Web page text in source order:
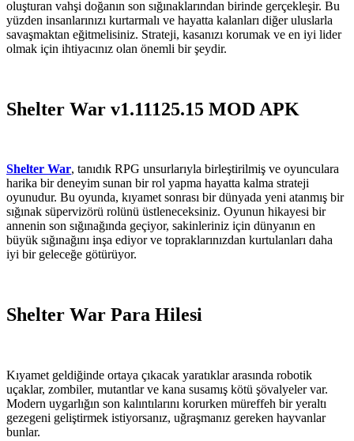
oluşturan vahşi doğanın son sığınaklarından birinde gerçekleşir. Bu
yüzden insanlarınızı kurtarmalı ve hayatta kalanları diğer uluslarla
savaşmaktan eğitmelisiniz. Strateji, kasanızı korumak ve en iyi lider
olmak için ihtiyacınız olan önemli bir şeydir.
Shelter War v1.11125.15 MOD APK
Shelter War, tanıdık RPG unsurlarıyla birleştirilmiş ve oyunculara
harika bir deneyim sunan bir rol yapma hayatta kalma strateji
oyunudur. Bu oyunda, kıyamet sonrası bir dünyada yeni atanmış bir
sığınak süpervizörü rolünü üstleneceksiniz. Oyunun hikayesi bir
annenin son sığınağında geçiyor, sakinleriniz için dünyanın en
büyük sığınağını inşa ediyor ve topraklarınızdan kurtulanları daha
iyi bir geleceğe götürüyor.
Shelter War Para Hilesi
Kıyamet geldiğinde ortaya çıkacak yaratıklar arasında robotik
uçaklar, zombiler, mutantlar ve kana susamış kötü şövalyeler var.
Modern uygarlığın son kalıntılarını korurken müreffeh bir yeraltı
gezegeni geliştirmek istiyorsanız, uğraşmanız gereken hayvanlar
bunlar.